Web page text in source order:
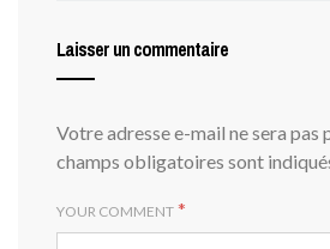
Laisser un commentaire
Votre adresse e-mail ne sera pas
champs obligatoires sont
YOUR COMMENT *